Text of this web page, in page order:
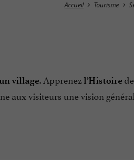
Accueil Tourisme
village. Apprenezl’Histoire
visiteurs une vision